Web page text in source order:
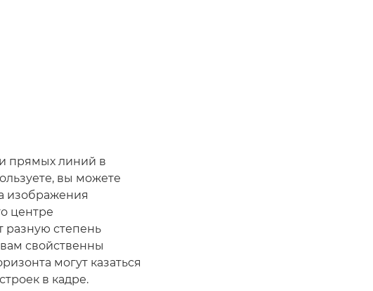
прямых линий в
вы можете
изображения
центре
разную степень
свойственны
могут казаться
в кадре.